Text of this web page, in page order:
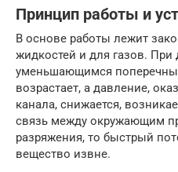
Принцип работы и
В основе работы лежит
жидкостей и для газов.
уменьшающимся
возрастает, а давление,
канала, снижается,
связь между окружающим
разряжения, то быстрый
вещество извне.